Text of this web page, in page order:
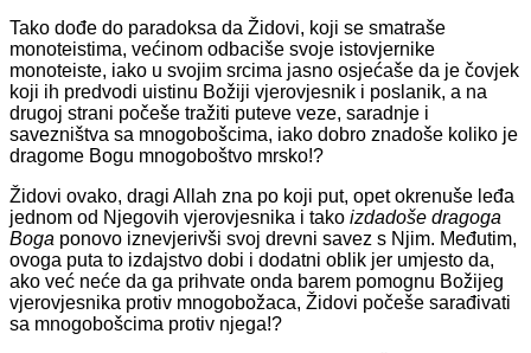
Tako dođe do paradoksa da Židovi, koji se smatraše
monoteistima, većinom odbaciše svoje istovjernike
monoteiste, iako u svojim srcima jasno osjećaše da je čovjek
koji ih predvodi uistinu Božiji vjerovjesnik i poslanik, a na
drugoj strani počeše tražiti puteve veze, saradnje i
savezništva sa mnogobošcima, iako dobro znadoše koliko je
dragome Bogu mnogoboštvo mrsko!?
Židovi ovako, dragi Allah zna po koji put, opet okrenuše leđa
jednom od Njegovih vjerovjesnika i tako izdadoše dragoga
Boga ponovo iznevjerivši svoj drevni savez s Njim. Međutim,
ovoga puta to izdajstvo dobi i dodatni oblik jer umjesto da,
ako već neće da ga prihvate onda barem pomognu Božijeg
vjerovjesnika protiv mnogobožaca, Židovi počeše sarađivati
sa mnogobošcima protiv njega!?